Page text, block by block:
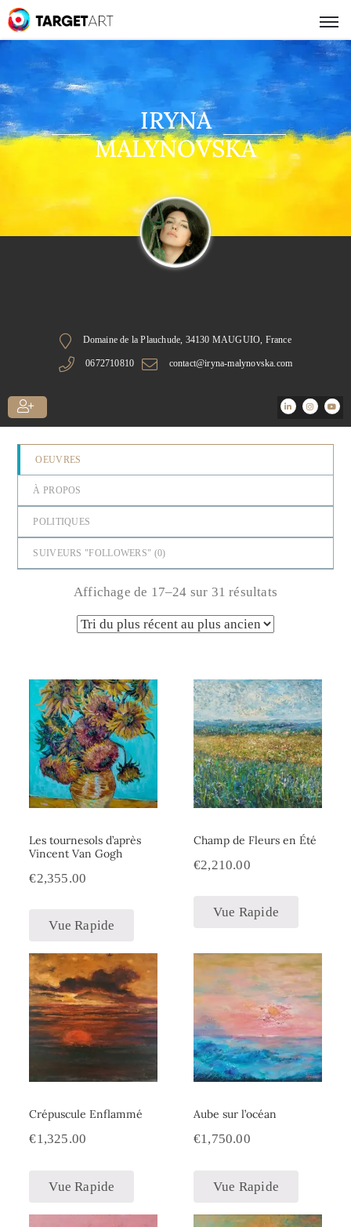
IRYNA
MALYNOVSKA
Domaine de la Plauchude, 34130 MAUGUIO, France
0672710810 contact@iryna-malynovska.com
OEUVRES
À PROPOS
POLITIQUES
SUIVEURS "FOLLOWERS" (0)
Affichage de 17–24 sur 31 résultats
Les tournesols d’après
Vincent Van Gogh
€2,355.00
Vue Rapide
Champ de Fleurs en Été
€2,210.00
Vue Rapide
Crépuscule Enflammé
€1,325.00
Vue Rapide
Aube sur l’océan
€1,750.00
Vue Rapide